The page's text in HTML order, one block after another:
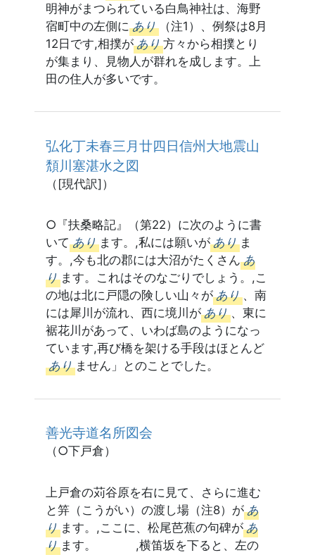
明神がまつられている白鳥神社は、海野
宿町中の左側に あり
（注1）、例祭は8月
12日です,相撲が あり 方々から相撲とり
が集まり、見物人が群れを成します。上
田の住人が多いです。
弘化丁未春三月廿四日信州大地震山
頽川塞湛水之図
（[現代訳]）
○『扶桑略記』（第22）に次のように書
いて あり ます。,私には願いが あり ま
す。,今も北の郡には大沼がたくさん あ
り ます。これはそのなごりでしょう。,こ
の地は北に戸隠の険しい山々が あり 、南
には犀川が流れ、西に境川が あり 、東に
裾花川があって、いわば島のようになっ
ています,再び橋を架ける手段はほとんど
あり ません」とのことでした。
善光寺道名所図会
（○下戸倉）
上戸倉の苅谷原を右に見て、さらに進む
と笄（こうがい）の渡し場（注8）が あ
り ます。,ここに、松尾芭蕉の句碑が あ
り ます。 ,横笛坂を下ると、左の